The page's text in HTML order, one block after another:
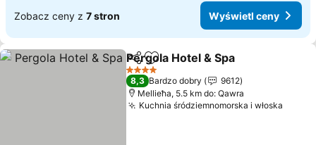
Zobacz ceny z 7 stron Wyświetl ceny
Udostępnij
Dodaj do ulubionych
Pergola Hotel & Spa
4 Kategoria
8,3 Bardzo dobry
9612
Mellieħa, 5.5 km do: Qawra
Kuchnia śródziemnomorska i włoska